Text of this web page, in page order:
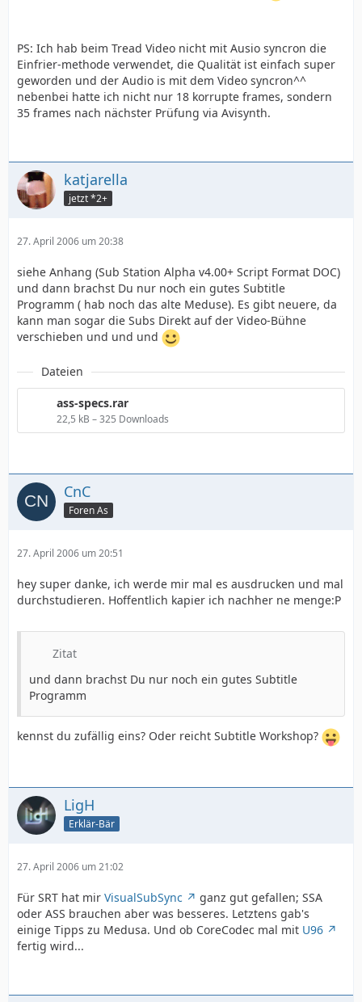
PS: Ich hab beim Tread Video nicht mit Ausio syncron die
Einfrier-methode verwendet, die Qualität ist einfach super
geworden und der Audio is mit dem Video syncron^^
nebenbei hatte ich nicht nur 18 korrupte frames, sondern
35 frames nach nächster Prüfung via Avisynth.
katjarella
jetzt *2+
27. April 2006 um 20:38
siehe Anhang (Sub Station Alpha v4.00+ Script Format DOC)
und dann brachst Du nur noch ein gutes Subtitle
Programm ( hab noch das alte Meduse). Es gibt neuere, da
kann man sogar die Subs Direkt auf der Video-Bühne
verschieben und und und
Dateien
ass-specs.rar
22,5 kB – 325 Downloads
CnC
Foren As
27. April 2006 um 20:51
hey super danke, ich werde mir mal es ausdrucken und mal
durchstudieren. Hoffentlich kapier ich nachher ne menge:P
Zitat
und dann brachst Du nur noch ein gutes Subtitle
Programm
kennst du zufällig eins? Oder reicht Subtitle Workshop?
LigH
Erklär-Bär
27. April 2006 um 21:02
Für SRT hat mir VisualSubSync
ganz gut gefallen; SSA
oder ASS brauchen aber was besseres. Letztens gab's
einige Tipps zu Medusa. Und ob CoreCodec mal mit U96
fertig wird...